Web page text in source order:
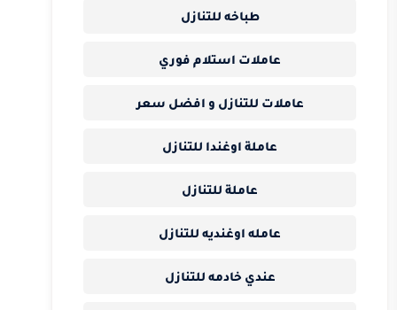
طباخه للتنازل
عاملات استلام فوري
عاملات للتنازل و افضل سعر
عاملة اوغندا للتنازل
عاملة للتنازل
عامله اوغنديه للتنازل
عندي خادمه للتنازل